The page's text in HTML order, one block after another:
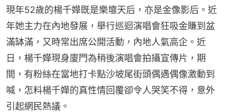
現年52歲的楊千嬅既是樂壇天后，亦是金像影后。近
年她主力在內地發展，舉行巡迴演唱會狂吸金賺到盆
滿缽滿，又時常出席公開活動，內地人氣高企。近
日，楊千嬅現身廈門為稍後演唱會拍攝宣傳片，期
間，有粉絲在當地打卡點沙坡尾街頭偶遇偶像激動到
喊，怎料楊千嬅的真性情回覆卻令人哭笑不得，意外
引起網民熱議。